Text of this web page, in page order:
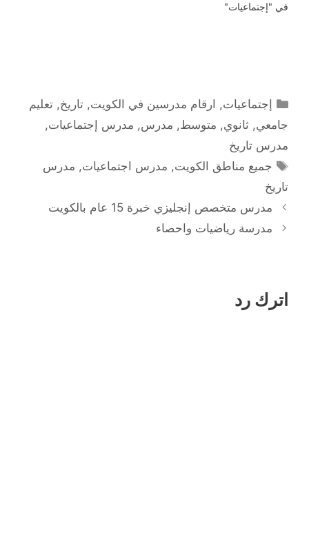
في "إجتماعيات"
التصنيفات
إجتماعيات, ارقام مدرسين في الكويت,تاريخ,تعليم
جامعي, ثانوي, متوسط, مدرس, مدرس إجتماعيات,
مدرس تاريخ
الوسوم
جميع مناطق الكويت, مدرس اجتماعيات, مدرس
تاريخ
مدرس متخصص إنجليزي خبرة 15 عام بالكويت
مدرسة رياضيات واحصاء
اترك رد